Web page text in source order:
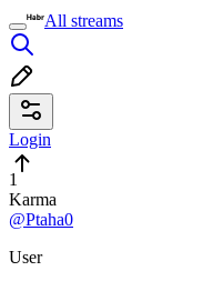
All streams
Login
1
Karma
@Ptaha0
User